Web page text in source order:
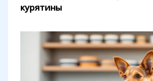
курятины